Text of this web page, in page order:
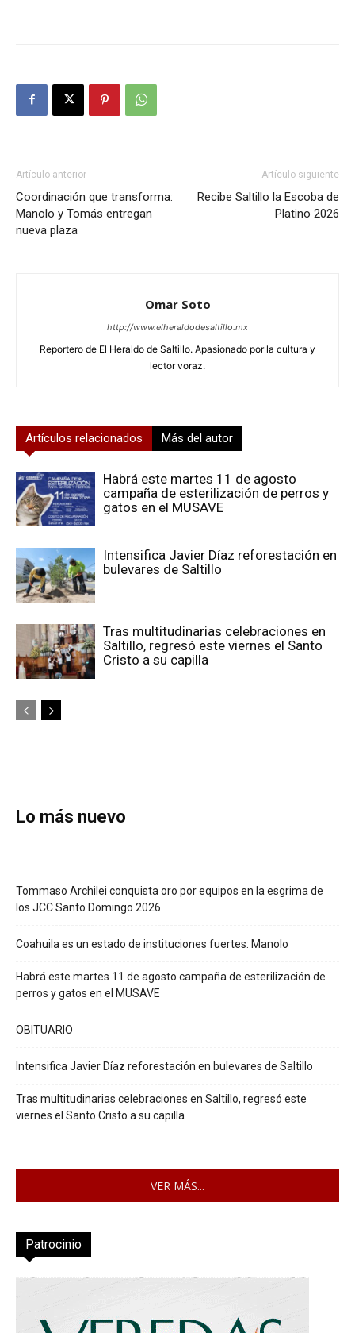
Artículo anterior
Coordinación que transforma:
Manolo y Tomás entregan
nueva plaza
Artículo siguiente
Recibe Saltillo la Escoba de
Platino 2026
Omar Soto
http://www.elheraldodesaltillo.mx
Reportero de El Heraldo de Saltillo. Apasionado por la cultura y
lector voraz.
Artículos relacionados Más del autor
Habrá este martes 11 de agosto
campaña de esterilización de perros y
gatos en el MUSAVE
Intensifica Javier Díaz reforestación en
bulevares de Saltillo
Tras multitudinarias celebraciones en
Saltillo, regresó este viernes el Santo
Cristo a su capilla
Lo más nuevo
Tommaso Archilei conquista oro por equipos en la esgrima de
los JCC Santo Domingo 2026
Coahuila es un estado de instituciones fuertes: Manolo
Habrá este martes 11 de agosto campaña de esterilización de
perros y gatos en el MUSAVE
OBITUARIO
Intensifica Javier Díaz reforestación en bulevares de Saltillo
Tras multitudinarias celebraciones en Saltillo, regresó este
viernes el Santo Cristo a su capilla
VER MÁS...
Patrocinio